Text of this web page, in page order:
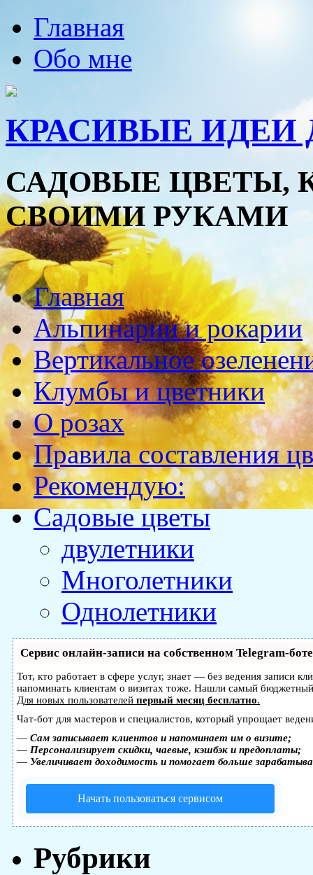
Главная
Обо мне
КРАСИВЫЕ ИДЕИ
САДОВЫЕ ЦВЕТЫ,
СВОИМИ РУКАМИ
Главная
Альпинарии и рокарии
Вертикальное
Клумбы и цветники
О розах
Правила составления
Рекомендую:
Садовые цветы
двулетники
Многолетники
Однолетники
Сервис онлайн-записи на собственном Telegram-боте
Тот, кто работает в сфере услуг, знает — без ведения записи
напоминать клиентам о визитах тоже. Нашли самый
Для новых пользователей первый месяц бесплатно.
Чат-бот для мастеров и специалистов, который упрощает
— Сам записывает клиентов и напоминает им о визите;
— Персонализирует скидки, чаевые, кэшбэк и предоплаты;
— Увеличивает доходимость и помогает больше
Начать пользоваться сервисом
Рубрики